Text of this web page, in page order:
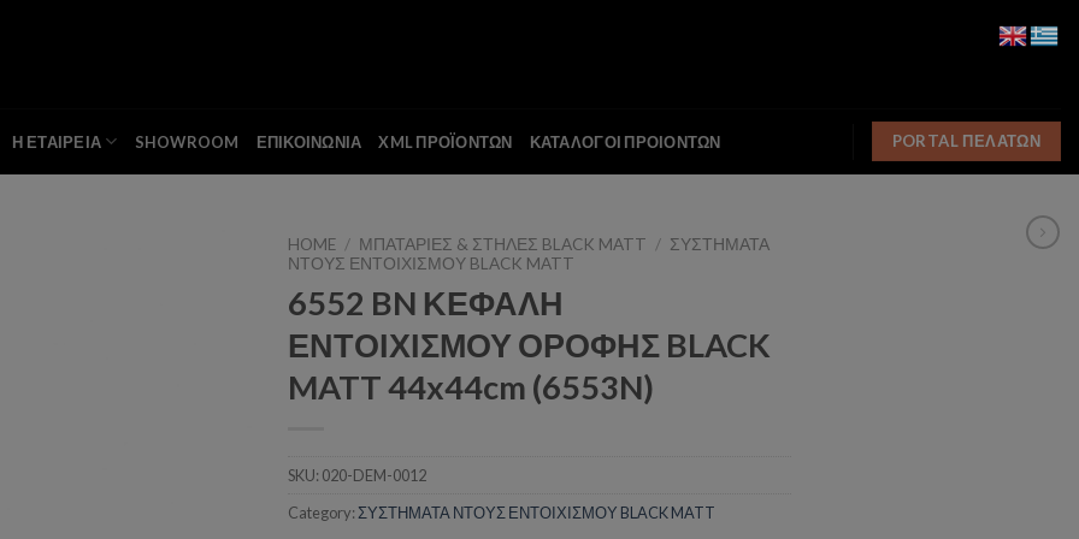
Η ΕΤΑΙΡΕΙΑ SHOWROOM ΕΠΙΚΟΙΝΩΝΙΑ XML ΠΡΟΪΟΝΤΩΝ ΚΑΤΑΛΟΓΟΙ ΠΡΟΙΟΝΤΩΝ PORTAL ΠΕΛΑΤΩΝ
HOME / ΜΠΑΤΑΡΙΕΣ & ΣΤΗΛΕΣ BLACK MATT / ΣΥΣΤΗΜΑΤΑ
ΝΤΟΥΣ ΕΝΤΟΙΧΙΣΜΟΥ BLACK MATT
6552 BN ΚΕΦΑΛΗ
ΕΝΤΟΙΧΙΣΜΟΥ ΟΡΟΦΗΣ BLACK
MATT 44x44cm (6553N)
SKU: 020-DEM-0012
Category: ΣΥΣΤΗΜΑΤΑ ΝΤΟΥΣ ΕΝΤΟΙΧΙΣΜΟΥ BLACK MATT